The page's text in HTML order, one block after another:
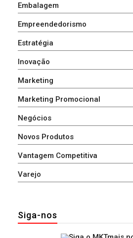
Embalagem
Empreendedorismo
Estratégia
Inovação
Marketing
Marketing Promocional
Negócios
Novos Produtos
Vantagem Competitiva
Varejo
Siga-nos